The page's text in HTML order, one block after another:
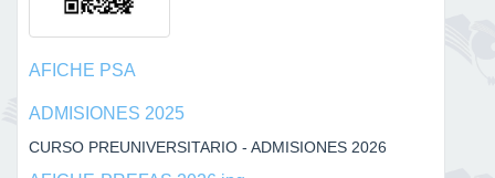
AFICHE PSA
ADMISIONES 2025
CURSO PREUNIVERSITARIO - ADMISIONES 2026